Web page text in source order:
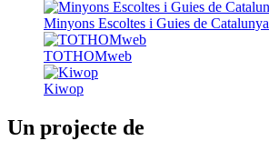
Minyons Escoltes i Guies de Catalunya
TOTHOMweb
Kiwop
Un projecte de